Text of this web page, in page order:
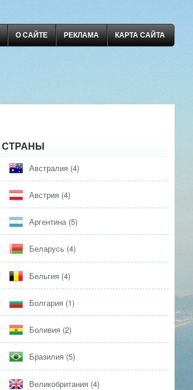
О САЙТЕ РЕКЛАМА КАРТА САЙТА
СТРАНЫ
Австралия (4)
Австрия (4)
Аргентина(5)
Беларусь (4)
Бельгия (4)
Болгария (1)
Боливия (2)
Бразилия (5)
Великобритания (4)